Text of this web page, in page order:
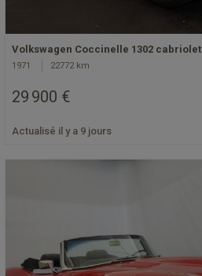
Volkswagen Coccinelle 1302 cabriolet
1971 22772 km
29 900 €
Actualisé il y a 9 jours